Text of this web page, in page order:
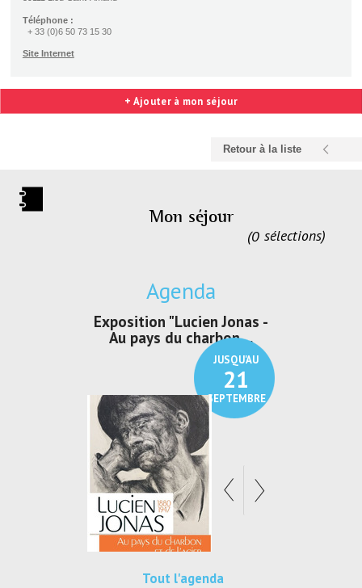
Téléphone :
+ 33 (0)6 50 73 15 30
Site Internet
+ Ajouter à mon séjour
Retour à la liste
Mon séjour
sélections
0
Agenda
JUSQU'AU
21
SEPTEMBRE
Exposition "Lucien Jonas -
Au pays du charbon ...
Tout l'agenda